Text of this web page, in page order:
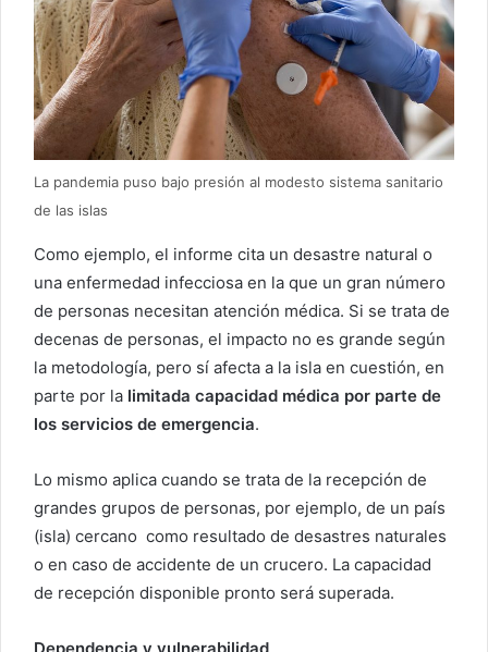
La pandemia puso bajo presión al modesto sistema sanitario
de las islas
Como ejemplo, el informe cita un desastre natural o
una enfermedad infecciosa en la que un gran número
de personas necesitan atención médica. Si se trata de
decenas de personas, el impacto no es grande según
la metodología, pero sí afecta a la isla en cuestión, en
parte por la limitada capacidad médica por parte de
los servicios de emergencia.
Lo mismo aplica cuando se trata de la recepción de
grandes grupos de personas, por ejemplo, de un país
(isla) cercano como resultado de desastres naturales
o en caso de accidente de un crucero. La capacidad
de recepción disponible pronto será superada.